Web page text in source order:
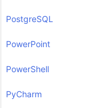
PostgreSQL
PowerPoint
PowerShell
PyCharm